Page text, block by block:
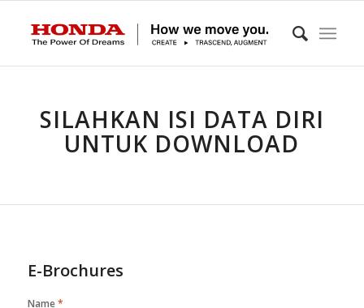
SILAHKAN ISI DATA DIRI
UNTUK DOWNLOAD
E-Brochures
Name*